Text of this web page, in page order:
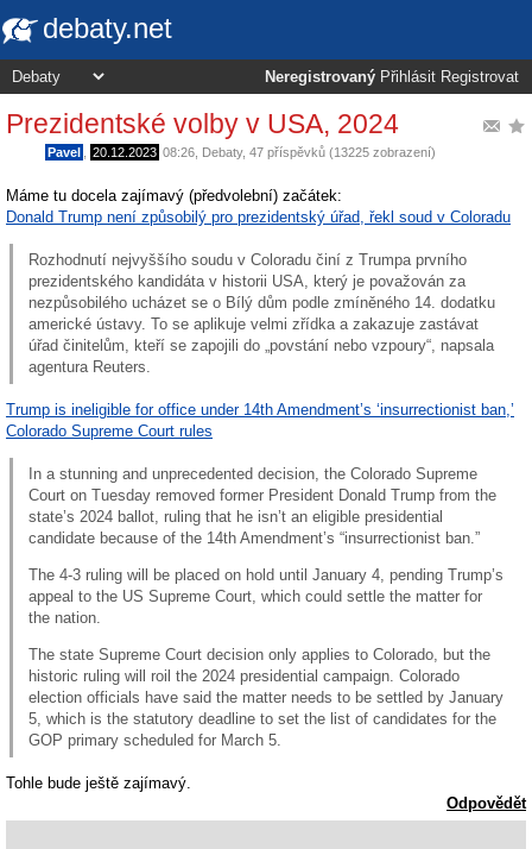
debaty.net
Neregistrovaný Přihlásit Registrovat
Prezidentské volby v USA, 2024
Pavel 20.12.2023 08:26 Debaty, 47 příspěvků (13225 zobrazení)
Máme tu docela zajímavý (předvolební) začátek:
Donald Trump není způsobilý pro prezidentský úřad, řekl soud v Coloradu
Rozhodnutí nejvyššího soudu v Coloradu činí z Trumpa prvního
prezidentského kandidáta v historii USA, který je považován za
nezpůsobilého ucházet se o Bílý dům podle zmíněného 14. dodatku
americké ústavy. To se aplikuje velmi zřídka a zakazuje zastávat
úřad činitelům, kteří se zapojili do „povstání nebo vzpoury“, napsala
agentura Reuters.
Trump is ineligible for office under 14th Amendment’s ‘insurrectionist ban,’
Colorado Supreme Court rules
In a stunning and unprecedented decision, the Colorado Supreme
Court on Tuesday removed former President Donald Trump from the
state’s 2024 ballot, ruling that he isn’t an eligible presidential
candidate because of the 14th Amendment’s “insurrectionist ban.”
The 4-3 ruling will be placed on hold until January 4, pending Trump’s
appeal to the US Supreme Court, which could settle the matter for
the nation.
The state Supreme Court decision only applies to Colorado, but the
historic ruling will roil the 2024 presidential campaign. Colorado
election officials have said the matter needs to be settled by January
5, which is the statutory deadline to set the list of candidates for the
GOP primary scheduled for March 5.
Tohle bude ještě zajímavý.
Odpovědět